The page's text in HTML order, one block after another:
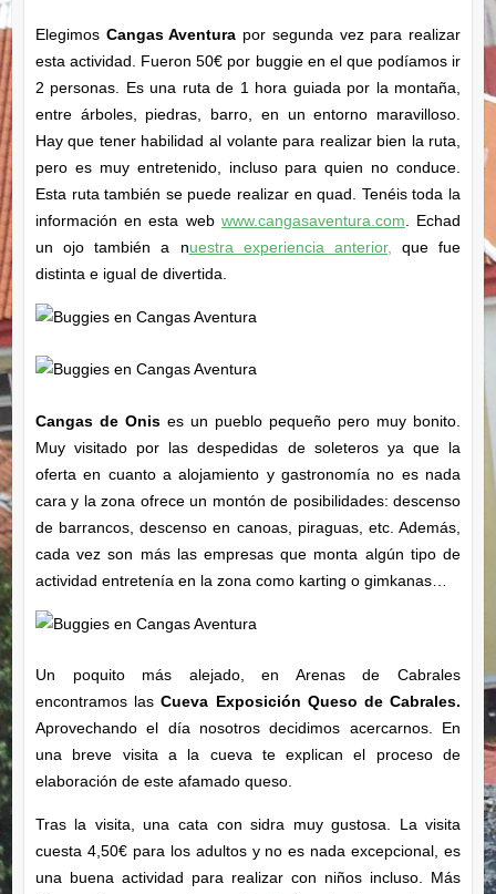
Elegimos Cangas Aventura por segunda vez para realizar
esta actividad. Fueron 50€ por buggie en el que podíamos ir
2 personas. Es una ruta de 1 hora guiada por la montaña,
entre árboles, piedras, barro, en un entorno maravilloso.
Hay que tener habilidad al volante para realizar bien la ruta,
pero es muy entretenido, incluso para quien no conduce.
Esta ruta también se puede realizar en quad. Tenéis toda la
información en esta web www.cangasaventura.com . Echad
un ojo también a nuestra experiencia anterior,
que fue
distinta e igual de divertida.
Cangas de Onises un pueblo pequeño pero muy bonito.
Muy visitado por las despedidas de soleteros ya que la
oferta en cuanto a alojamiento y gastronomía no es nada
cara y la zona ofrece un montón de posibilidades: descenso
de barrancos, descenso en canoas, piraguas, etc. Además,
cada vez son más las empresas que monta algún tipo de
actividad entretenía en la zona como karting o gimkanas…
Un poquito más alejado, en Arenas de Cabrales
encontramos lasCueva Exposición Queso de Cabrales.
Aprovechando el día nosotros decidimos acercarnos. En
una breve visita a la cueva te explican el proceso de
elaboración de este afamado queso.
Tras la visita, una cata con sidra muy gustosa. La visita
cuesta 4,50€ para los adultos y no es nada excepcional, es
una buena actividad para realizar con niños incluso. Más